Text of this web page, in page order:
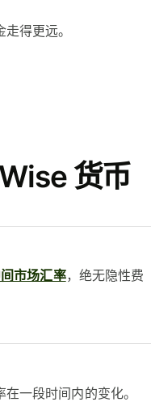
得更远。
货币
市场汇率，绝无隐性费
一段时间内的变化。